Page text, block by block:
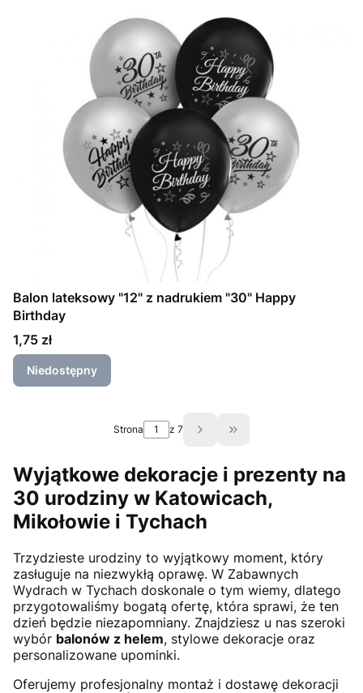
Balon lateksowy "12" z nadrukiem "30" Happy
Birthday
Cena
1,75 zł
Niedostępny
Strona z 7 Przejdź do ostatniej
Wyjątkowe dekoracje i prezenty na
30 urodziny w Katowicach,
Mikołowie i Tychach
Trzydzieste urodziny to wyjątkowy moment, który
zasługuje na niezwykłą oprawę. W Zabawnych
Wydrach w Tychach doskonale o tym wiemy, dlatego
przygotowaliśmy bogatą ofertę, która sprawi, że ten
dzień będzie niezapomniany. Znajdziesz u nas szeroki
wybór balonów z helem, stylowe dekoracje oraz
personalizowane upominki.
Oferujemy profesjonalny montaż i dostawę dekoracji